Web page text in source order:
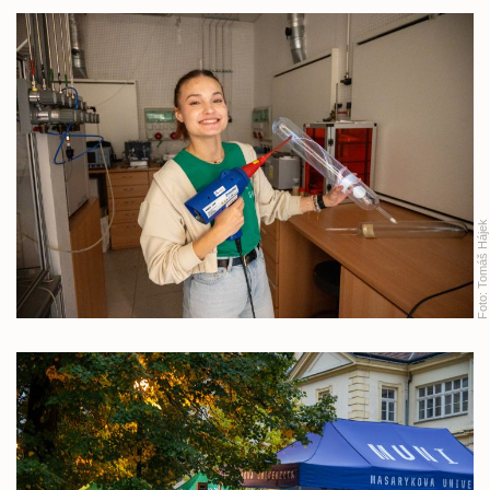
Foto:
Tomáš Hájek